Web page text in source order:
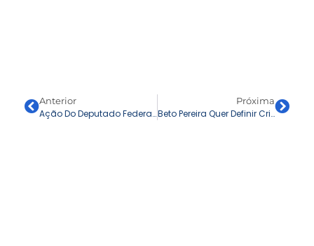
Anterior
Ação Do Deputado Federal Beto Pereira Transforma Educação Infantil E, Pela Primeira Vez, Creche De Sonora Tem Mesas Para Bebês
Próxima
Beto Pereira Quer Definir Critérios Objetivos De “notável Saber Jurídico” Para Nomeação Em Tribunais Superiores No Brasil